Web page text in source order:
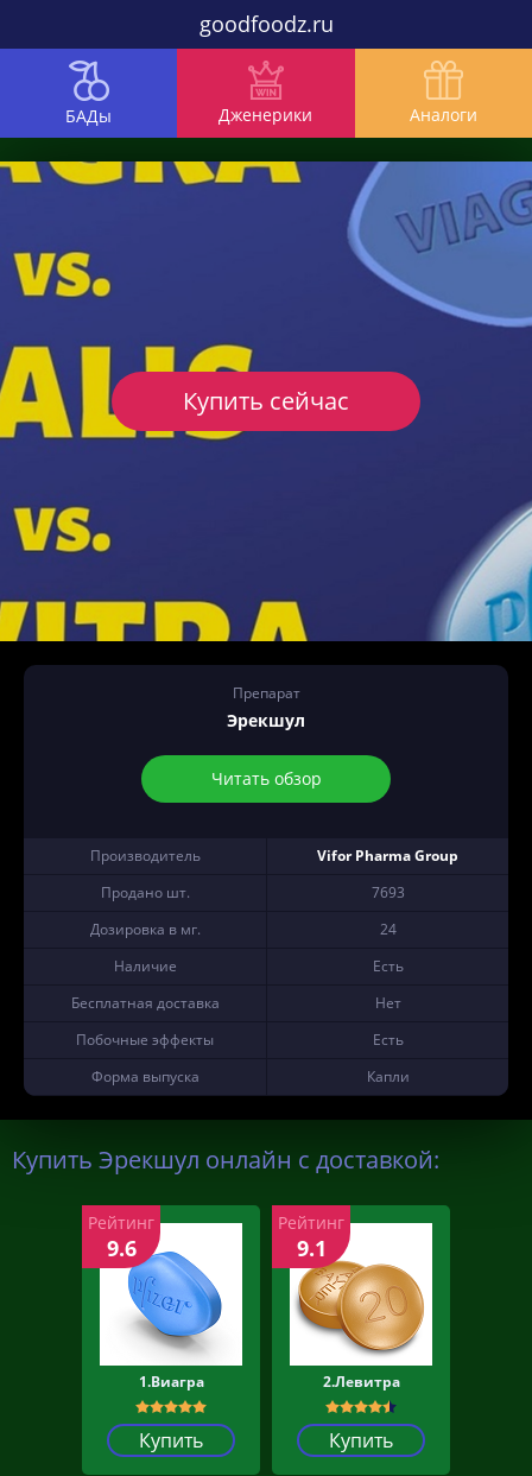
goodfoodz.ru
БАДы Дженерики Аналоги
Препарат
Эрекшул
Читать обзор
Производитель
Vifor Pharma Group
Продано шт.
7693
Дозировка в мг.
24
Наличие
Есть
Бесплатная доставка
Нет
Побочные эффекты
Есть
Форма выпуска
Капли
Купить сейчас
Купить Эрекшул онлайн с доставкой:
1.Виагра
Купить
Рейтинг
9.6
2.Левитра
Купить
Рейтинг
9.1